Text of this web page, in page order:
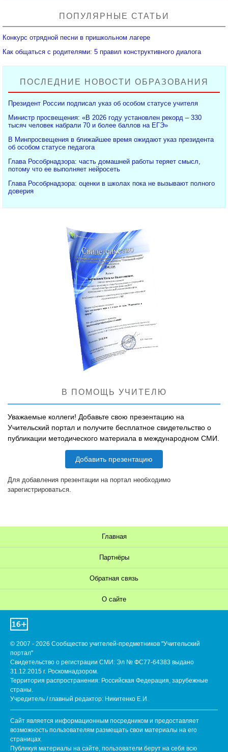
ПОПУЛЯРНЫЕ СТАТЬИ
Конкурс отрядной песни в пришкольном лагере
Как общаться с родителями: 5 правил конструктивного диалога
ПОСЛЕДНИЕ НОВОСТИ ОБРАЗОВАНИЯ
Президент России подписал указ об особом статусе учителя
Министр просвещения: «В 2026 году установлен рекорд – 330
тысяч человек набрали 70 и более баллов на ЕГЭ»
В Минпросвещения в ближайшее время ожидают указ президента
об особом статусе педагога
Глава Рособрнадзора: часть домашней работы теряет смысл,
потому что ее выполняет нейросеть
Глава Рособрнадзора: оценки в школах пока не вызывают полного
доверия
В ПОМОЩЬ УЧИТЕЛЮ
Уважаемые коллеги! Добавьте свою презентацию на
Учительский портал и получите бесплатное свидетельство о
публикации методического материала в международном СМИ.
Добавить презентацию
Для добавления презентации на портал необходимо
зарегистрироваться.
Главная
Партнёры
Обратная связь
О сайте
© 2007 - 2026 Сообщество учителей-предметников "Учительский
портал"
Свидетельство о регистрации СМИ: Эл № ФС77-64383 выдано
31.12.2015 г. Роскомнадзором.
Территория распространения: Российская Федерация, зарубежные
страны.
Учредитель / главный редактор: Никитенко Е.И.
Сайт является информационным посредником и предоставляет
возможность пользователям размещать свои материалы на его
страницах.
Публикуя материалы на сайте, пользователи берут на себя всю